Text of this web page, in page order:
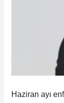
Haziran ayı